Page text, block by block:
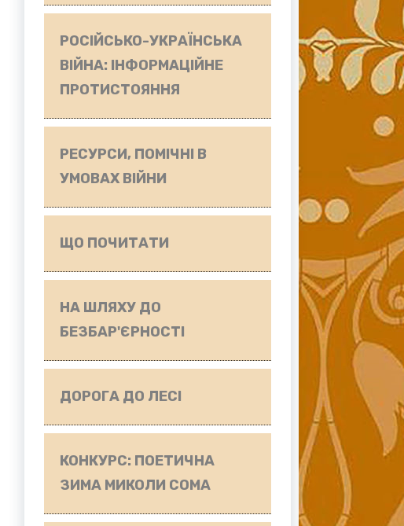
РОСІЙСЬКО-УКРАЇНСЬКА
ВІЙНА: ІНФОРМАЦІЙНЕ
ПРОТИСТОЯННЯ
РЕСУРСИ, ПОМІЧНІ В
УМОВАХ ВІЙНИ
ЩО ПОЧИТАТИ
НА ШЛЯХУ ДО
БЕЗБАР'ЄРНОСТІ
ДОРОГА ДО ЛЕСІ
КОНКУРС: ПОЕТИЧНА
ЗИМА МИКОЛИ СОМА